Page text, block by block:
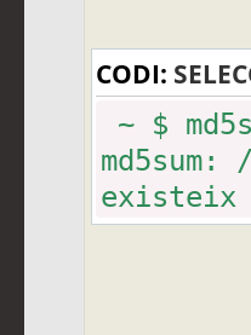
CODI:
~ $
existeix